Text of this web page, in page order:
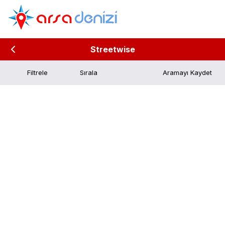
Streetwise
Filtrele Aramayı Kaydet